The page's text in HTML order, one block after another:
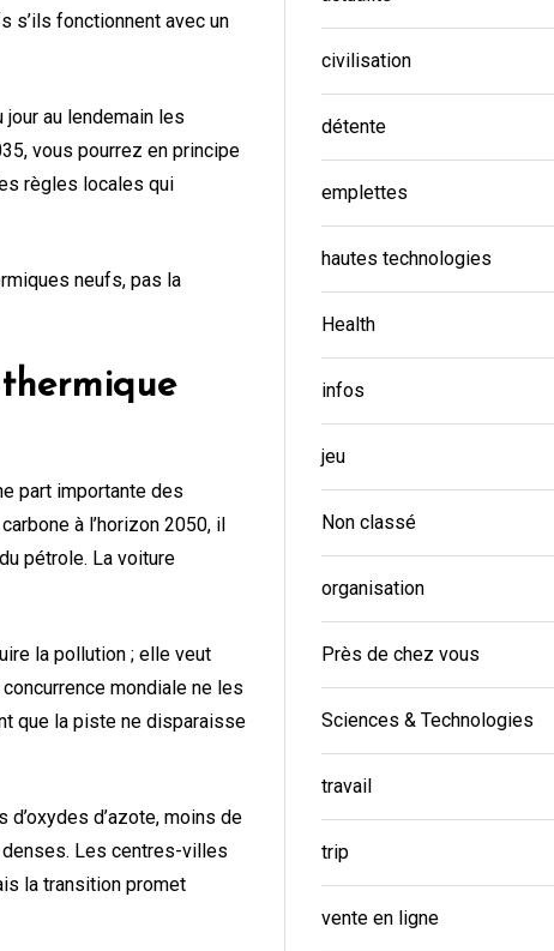
s’ils fonctionnent avec un
jour au lendemain les
vous pourrez en principe
règles locales qui
neufs, pas la
part importante des
à l’horizon 2050, il
pétrole. La voiture
la pollution ; elle veut
mondiale ne les
que la piste ne disparaisse
d’azote, moins de
Les centres-villes
la transition promet
civilisation
détente
emplettes
hautes technologies
Health
infos
jeu
Non classé
organisation
Près de chez vous
Sciences & Technologies
travail
trip
vente en ligne